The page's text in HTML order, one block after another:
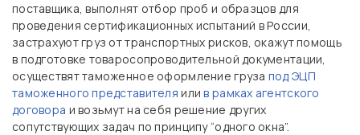
поставщика, выполнят отбор проб и образцов для
проведения сертификационных испытаний в России,
застрахуют груз от транспортных рисков, окажут помощь
в подготовке товаросопроводительной документации,
осуществят таможенное оформление груза под ЭЦП
таможенного представителя илив рамках агентского
договора и возьмут на себя решение других
сопутствующих задач по принципу “одного окна”.